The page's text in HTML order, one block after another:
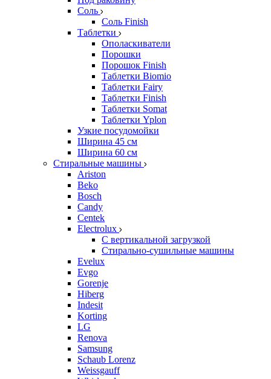
Соль
Соль Finish
Таблетки
Ополаскиватели
Порошки
Порошок Finish
Таблетки Biomio
Таблетки Fairy
Таблетки Finish
Таблетки Somat
Таблетки Yplon
Узкие посудомойки
Ширина 45 см
Ширина 60 см
Стиральные машины
Ariston
Beko
Bosch
Candy
Centek
Electrolux
С вертикальной загрузкой
Стирально-сушильные машины
Evelux
Evgo
Gorenje
Hiberg
Indesit
Korting
LG
Renova
Samsung
Schaub Lorenz
Weissgauff